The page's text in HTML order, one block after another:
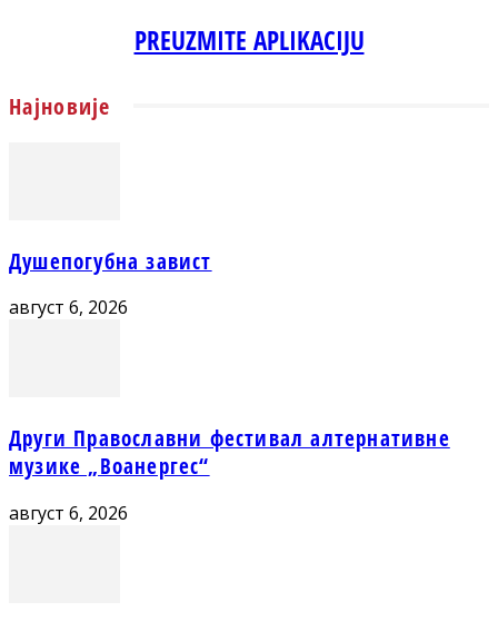
PREUZMITE APLIKACIJU
Најновије
Душепогубна завист
август 6, 2026
Други Православни фестивал алтернативне
музике „Воанергес“
август 6, 2026